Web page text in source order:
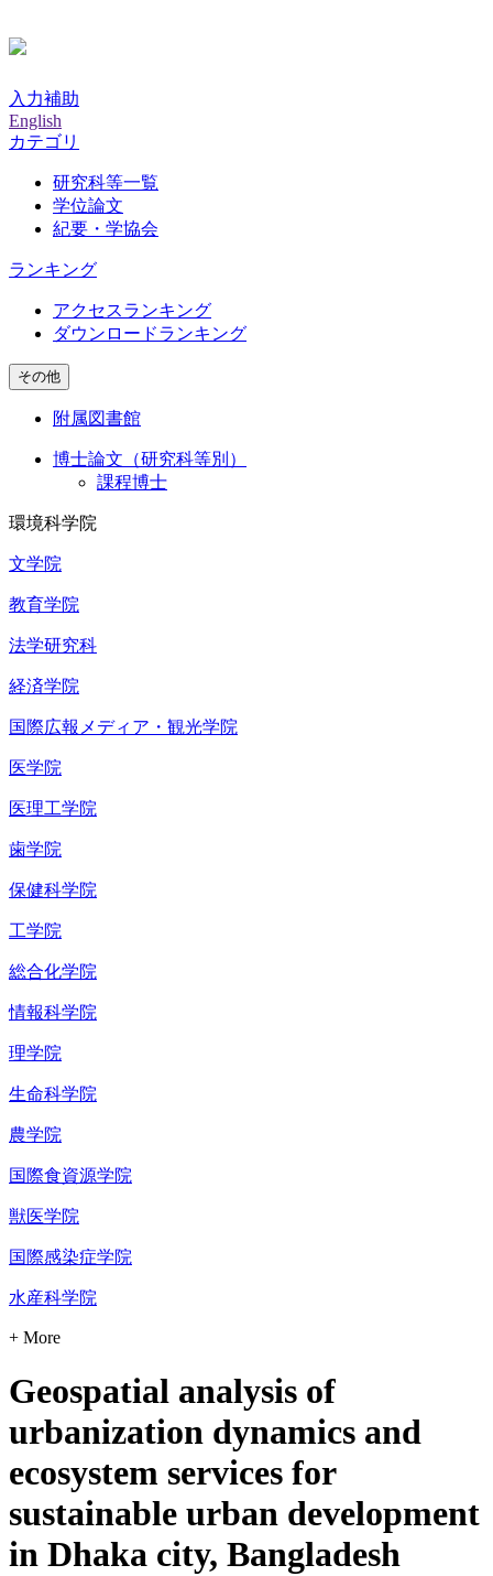
入力補助
English
カテゴリ
研究科等一覧
学位論文
紀要・学協会
ランキング
アクセスランキング
ダウンロードランキング
その他
附属図書館
博士論文（研究科等別）
課程博士
環境科学院
文学院
教育学院
法学研究科
経済学院
国際広報メディア・観光学院
医学院
医理工学院
歯学院
保健科学院
工学院
総合化学院
情報科学院
理学院
生命科学院
農学院
国際食資源学院
獣医学院
国際感染症学院
水産科学院
+ More
Geospatial analysis of
urbanization dynamics and
ecosystem services for
sustainable urban development
in Dhaka city, Bangladesh